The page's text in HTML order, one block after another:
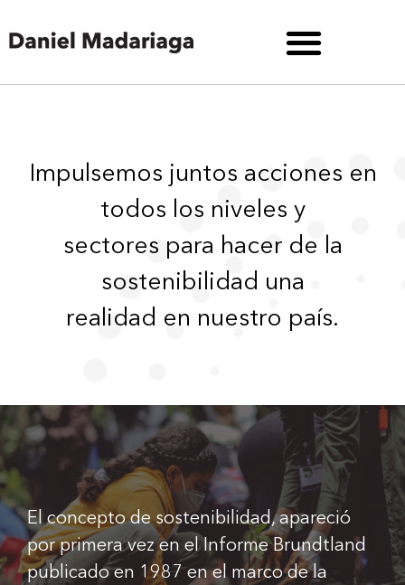
Impulsemos juntos acciones en
todos los niveles y
sectores para hacer de la
sostenibilidad una
realidad en nuestro país.
El concepto de sostenibilidad, apareció
por primera vez en el Informe Brundtland
publicado en 1987 en el marco de la